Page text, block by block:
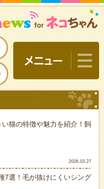
い猫の特徴や魅力を紹介！飼
2026.03.27
7選！毛が抜けにくいシング